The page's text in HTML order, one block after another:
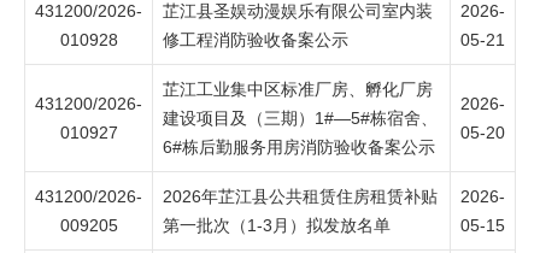
431200/2026-
010928
芷江县圣娱动漫娱乐有限公司室内装
修工程消防验收备案公示
2026-
05-21
431200/2026-
010927
芷江工业集中区标准厂房、孵化厂房
建设项目及（三期）1#—5#栋宿舍、
6#栋后勤服务用房消防验收备案公示
2026-
05-20
431200/2026-
009205
2026年芷江县公共租赁住房租赁补贴
第一批次（1-3月）拟发放名单
2026-
05-15